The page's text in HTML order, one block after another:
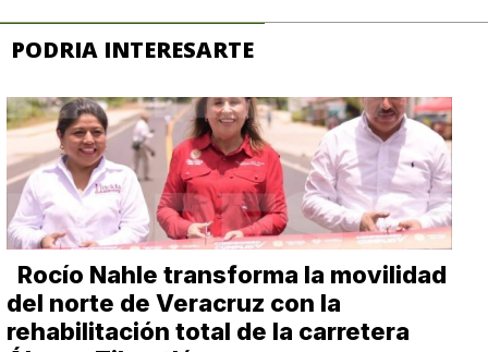
PODRIA INTERESARTE
Rocío Nahle transforma la movilidad
del norte de Veracruz con la
rehabilitación total de la carretera